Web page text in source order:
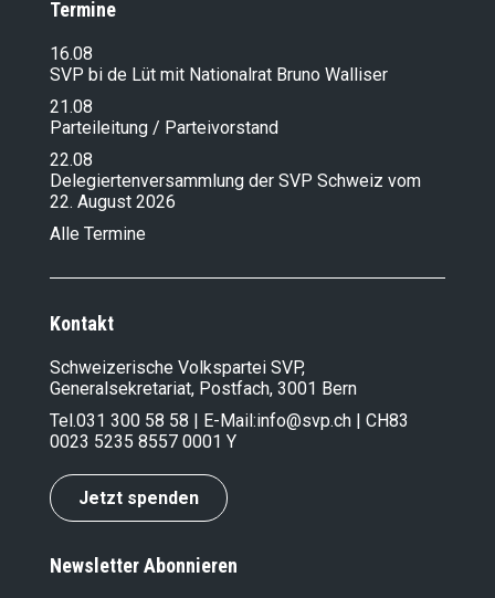
Termine
16.08
SVP bi de Lüt mit Nationalrat Bruno Walliser
21.08
Parteileitung / Parteivorstand
22.08
Delegiertenversammlung der SVP Schweiz vom
22. August 2026
Alle Termine
Kontakt
Schweizerische Volkspartei SVP,
Generalsekretariat, Postfach, 3001 Bern
Tel.031 300 58 58 | E-Mail:info@svp.ch | CH83
0023 5235 8557 0001 Y
Jetzt spenden
Newsletter Abonnieren